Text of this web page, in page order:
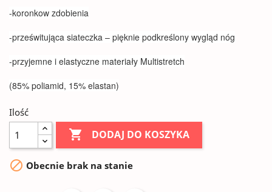
-koronkow zdobienia
-prześwitująca siateczka – pięknie podkreślony wygląd nóg
-przyjemne i elastyczne materiały Multistretch
(85% poliamid, 15% elastan)
Ilość
 DODAJ DO KOSZYKA
 Obecnie brak na stanie